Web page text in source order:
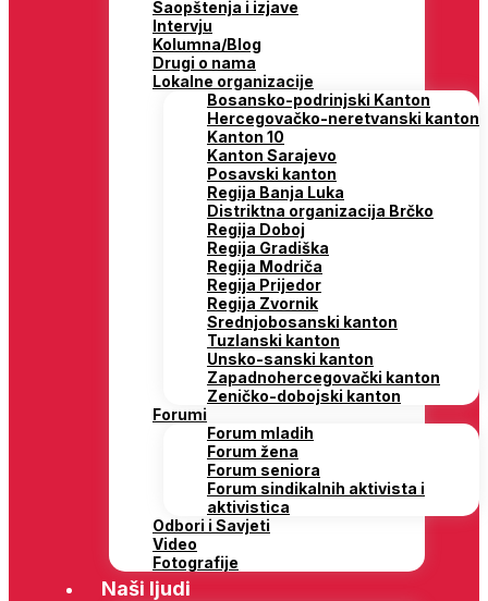
Saopštenja i izjave
Intervju
Kolumna/Blog
Drugi o nama
Lokalne organizacije
Bosansko-podrinjski Kanton
Hercegovačko-neretvanski kanton
Kanton 10
Kanton Sarajevo
Posavski kanton
Regija Banja Luka
Distriktna organizacija Brčko
Regija Doboj
Regija Gradiška
Regija Modriča
Regija Prijedor
Regija Zvornik
Srednjobosanski kanton
Tuzlanski kanton
Unsko-sanski kanton
Zapadnohercegovački kanton
Zeničko-dobojski kanton
Forumi
Forum mladih
Forum žena
Forum seniora
Forum sindikalnih aktivista i
aktivistica
Odbori i Savjeti
Video
Fotografije
Naši ljudi